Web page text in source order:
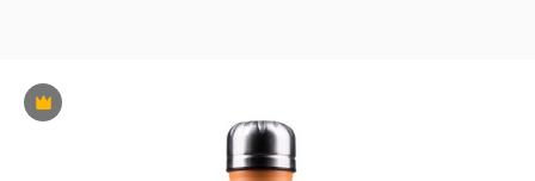
Premium